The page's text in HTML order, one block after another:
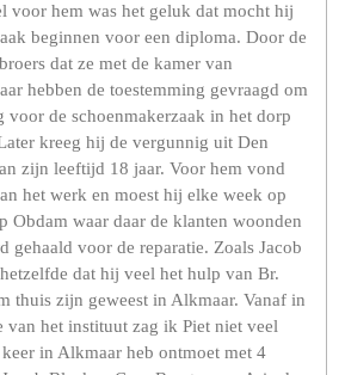
voor hem was het geluk dat mocht hij
beginnen voor een diploma. Door de
dat ze met de kamer van
hebben de toestemming gevraagd om
de schoenmakerzaak in het dorp
kreeg hij de vergunnig uit Den
zijn leeftijd 18 jaar. Voor hem vond
het werk en moest hij elke week op
Obdam waar daar de klanten woonden
gehaald voor de reparatie. Zoals Jacob
dat hij veel het hulp van Br.
thuis zijn geweest in Alkmaar. Vanaf in
van het instituut zag ik Piet niet veel
in Alkmaar heb ontmoet met 4